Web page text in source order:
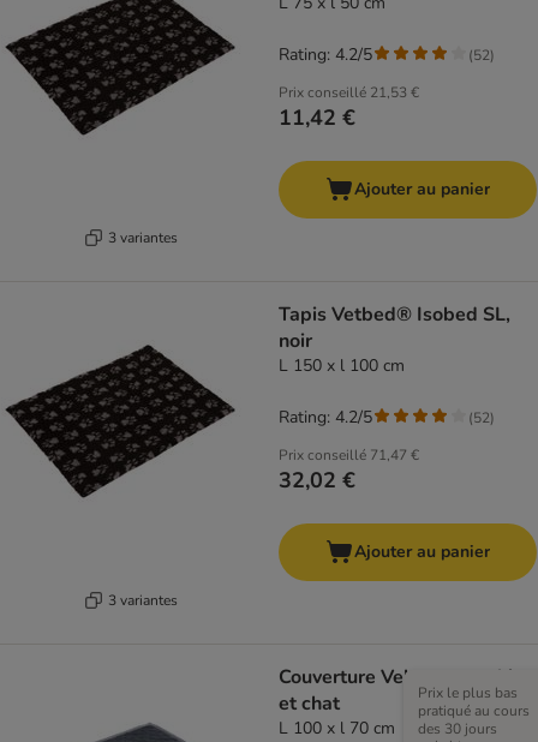
3 variantes
Prix conseillé 21,53 €
11,42 €
Rating: 4.2/5 (52)
Ajouter au panier
3 variantes
Tapis Vetbed® Isobed SL,
noir
L 150 x l 100 cm
Prix conseillé 71,47 €
32,02 €
Rating: 4.2/5 (52)
Ajouter au panier
Couverture Velvet pour chien
et chat
L 100 x l 70 cm
Prix le plus bas
pratiqué au cours
des 30 jours